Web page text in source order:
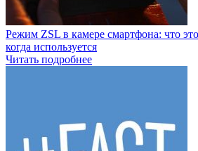
Режим ZSL в камере смартфона: что
когда используется
Читать подробнее